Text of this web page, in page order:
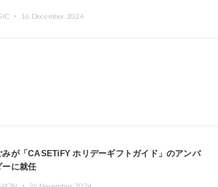
・ 16.December.2024
みが「CASETiFY ホリデーギフトガイド」のアンバ
ーに就任